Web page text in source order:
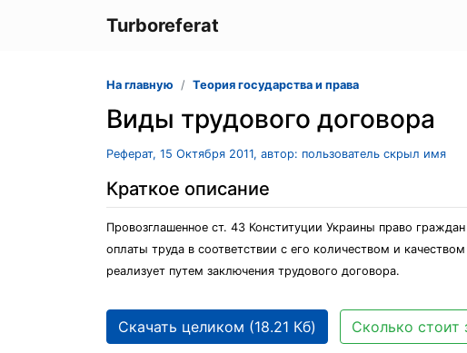
Turboreferat
На главную Теория государства и права
Виды трудового договора
Реферат, 15 Октября 2011, автор: пользователь скрыл имя
Краткое описание
Провозглашенное ст. 43 Конституции Украины право
оплаты труда в соответствии с его количеством и
реализует путем заключения трудового договора.
Скачать целиком (18.21 Кб) Сколько стоит